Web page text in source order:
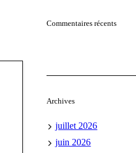
Commentaires récents
Archives
juillet 2026
juin 2026